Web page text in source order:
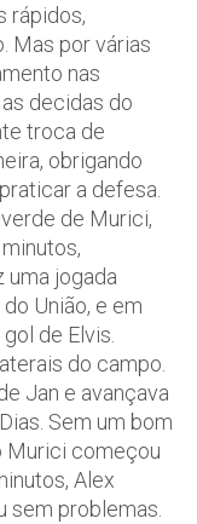
rápidos,
Mas por várias
nas
decidas do
troca de
obrigando
a defesa.
de Murici,
uma jogada
União, e em
de Elvis.
do campo.
Jan e avançava
Sem um bom
Murici começou
Alex
sem problemas.